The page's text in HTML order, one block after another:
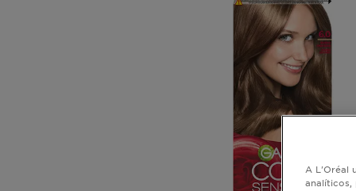
A L'Oréal
analíticos,